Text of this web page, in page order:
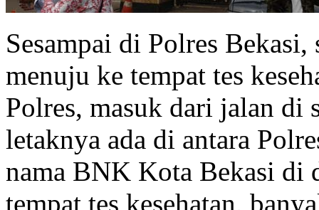
Sesampai di Polres
menuju ke tempat tes
Polres, masuk dari jalan di
letaknya ada di antara
nama BNK Kota Bekasi di
tempat tes kesehatan,